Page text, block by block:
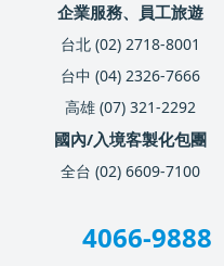
企業服務、員工旅遊
台北 (02) 2718-8001
台中 (04) 2326-7666
高雄 (07) 321-2292
國內/入境客製化包團
全台 (02) 6609-7100
4066-9888